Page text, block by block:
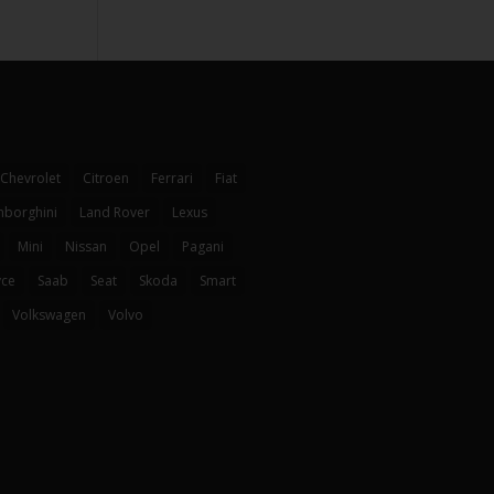
Chevrolet Citroen Ferrari
Fiat
Land Rover
Lexus
Mini
Nissan Opel
Pagani
Saab Seat Skoda
Smart
Volkswagen
Volvo